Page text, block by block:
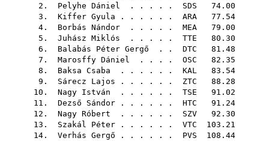
2. Pelyhe Dániel . . . . . SDS 74.00
3. Kiffer Gyula . . . . . . ARA 77.54
4. Borbás Nándor . . . . . MEA 79.00
5. Juhász Miklós . . . . . TTE 80.30
6. Balabás Péter Gergő . . DTC 81.48
7. Marosffy Dániel . . . . OSC 82.35
8. Baksa Csaba . . . . . . KAL 83.54
9. Sárecz Lajos . . . . . . ZTC 88.28
10. Nagy István . . . . . . TSE 91.02
11. Dezső Sándor . . . . . . HTC 91.24
12. Nagy Róbert . . . . . . SZV 92.30
13. Szakál Péter . . . . . . VTC 103.21
14. Verhás Gergő . . . . . . PVS 108.44